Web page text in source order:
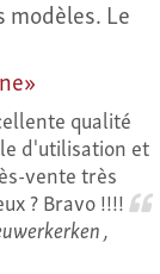
Le
qualité
d'utilisation et
vente très
? Bravo !!!!
,